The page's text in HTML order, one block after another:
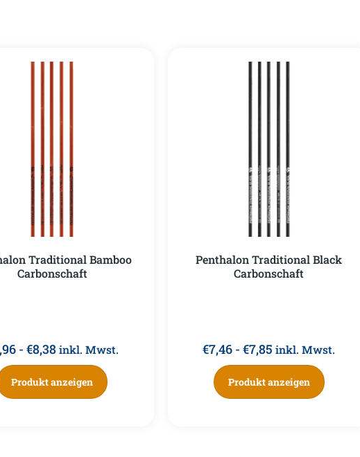
Traditional Bamboo
Carbonschaft
- €8,38inkl. Mwst.
Produkt anzeigen
Penthalon Traditional Black
Carbonschaft
€7,46 -€7,85 inkl. Mwst.
Produkt anzeigen